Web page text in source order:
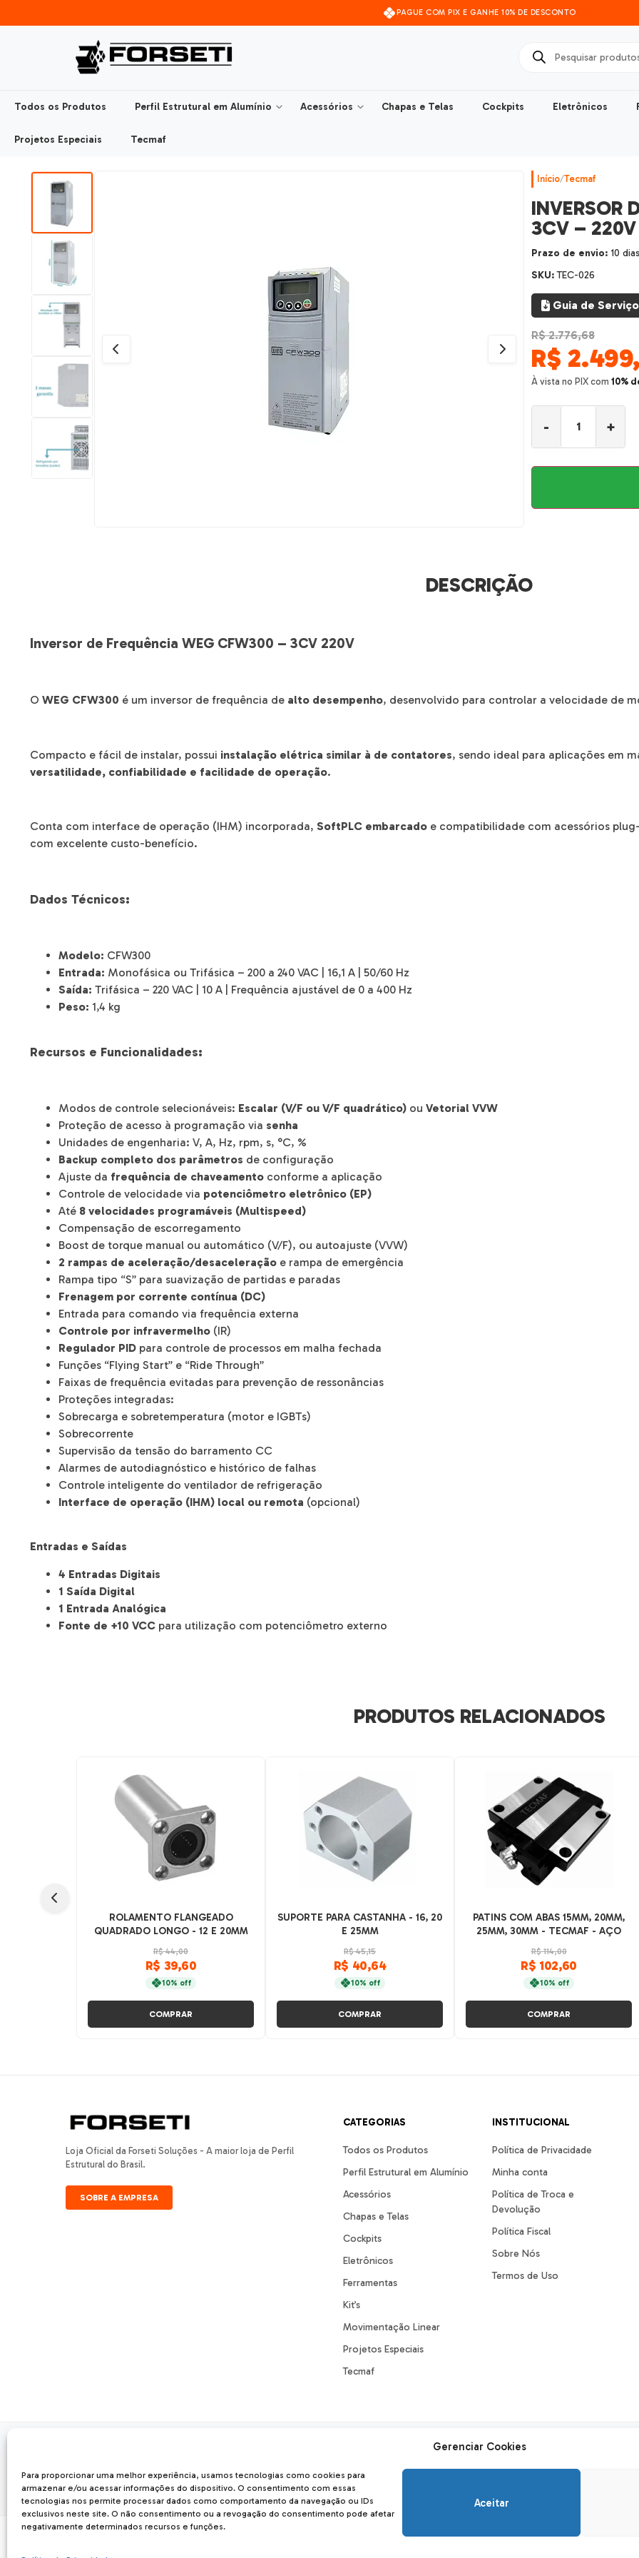
Gerenciar Cookies
Para proporcionar uma melhor experiência, usamos tecnologias como cookies para
armazenar e/ou acessar informações do dispositivo. O consentimento com essas
tecnologias nos permite processar dados como comportamento da navegação ou IDs
exclusivos neste site. O não consentimento ou a revogação do consentimento pode afetar
negativamente determinados recursos e funções.
Aceitar
PAGUE COM PIX E GANHE 10% DE DESCONTO
Todos os Produtos Perfil Estrutural em Alumínio Acessórios Chapas e Telas Cockpits Eletrônicos
Projetos Especiais Tecmaf
Início/Tecmaf
INVERSOR
3CV – 220V
Prazo de envio: 10
SKU:TEC-026
Guia de
R$ 2.776,68
R$
À vista no PIX com 10%
- +
DESCRIÇÃO
Inversor de Frequência WEG CFW300 – 3CV 220V
O WEG CFW300 é um inversor de frequência de alto desempenho, desenvolvido para controlar a velocidade de
Compacto e fácil de instalar, possui instalação elétrica similar à de contatores, sendo ideal para aplicações em
versatilidade, confiabilidade e facilidade de operação.
Conta com interface de operação (IHM) incorporada, SoftPLC embarcado e compatibilidade com acessórios
com excelente custo-benefício.
Dados Técnicos:
Modelo: CFW300
Entrada: Monofásica ou Trifásica – 200 a 240 VAC | 16,1 A | 50/60 Hz
Saída: Trifásica – 220 VAC | 10 A | Frequência ajustável de 0 a 400 Hz
Peso: 1,4 kg
Recursos e Funcionalidades:
Modos de controle selecionáveis: Escalar (V/F ou V/F quadrático) ou Vetorial VVW
Proteção de acesso à programação via senha
Unidades de engenharia: V, A, Hz, rpm, s, °C, %
Backup completo dos parâmetros de configuração
Ajuste da frequência de chaveamento conforme a aplicação
Controle de velocidade via potenciômetro eletrônico (EP)
Até 8 velocidades programáveis (Multispeed)
Compensação de escorregamento
Boost de torque manual ou automático (V/F), ou autoajuste (VVW)
2 rampas de aceleração/desaceleração e rampa de emergência
Rampa tipo “S” para suavização de partidas e paradas
Frenagem por corrente contínua (DC)
Entrada para comando via frequência externa
Controle por infravermelho (IR)
Regulador PID para controle de processos em malha fechada
Funções “Flying Start” e “Ride Through”
Faixas de frequência evitadas para prevenção de ressonâncias
Proteções integradas:
Sobrecarga e sobretemperatura (motor e IGBTs)
Sobrecorrente
Supervisão da tensão do barramento CC
Alarmes de autodiagnóstico e histórico de falhas
Controle inteligente do ventilador de refrigeração
Interface de operação (IHM) local ou remota (opcional)
Entradas e Saídas
4 Entradas Digitais
1 Saída Digital
1 Entrada Analógica
Fonte de +10 VCC para utilização com potenciômetro externo
PRODUTOS RELACIONADOS
ROLAMENTO FLANGEADO
QUADRADO LONGO - 12 E 20MM
R$ 44,00
R$ 39,60
10% off
COMPRAR
SUPORTE PARA CASTANHA - 16, 20
E 25MM
R$ 45,15
R$ 40,64
10% off
COMPRAR
PATINS COM ABAS 15MM, 20MM,
25MM, 30MM - TECMAF - AÇO
R$ 114,00
R$ 102,60
10% off
COMPRAR
Loja Oficial da Forseti Soluções - A maior loja de Perfil
Estrutural do Brasil.
SOBRE A EMPRESA
CATEGORIAS
Todos os Produtos
Perfil Estrutural em Alumínio
Acessórios
Chapas e Telas
Cockpits
Eletrônicos
Ferramentas
Kit’s
Movimentação Linear
Projetos Especiais
Tecmaf
INSTITUCIONAL
Política de Privacidade
Minha conta
Política de Troca e
Devolução
Política Fiscal
Sobre Nós
Termos de Uso